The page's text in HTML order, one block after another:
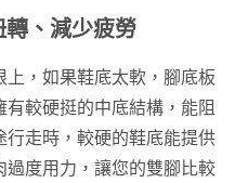
、減少疲勞
，如果鞋底太軟，腳底板
較硬挺的中底結構，能阻
行走時，較硬的鞋底能提供
過度用力，讓您的雙腳比較